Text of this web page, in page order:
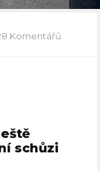
Komentářů
schůzi